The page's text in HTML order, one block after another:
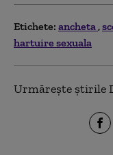
Etichete: ancheta
hartuire sexuala
Urmărește știrile